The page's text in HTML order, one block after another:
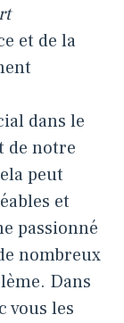
et de la
dans le
de notre
peut
et
passionné
nombreux
Dans
vous les